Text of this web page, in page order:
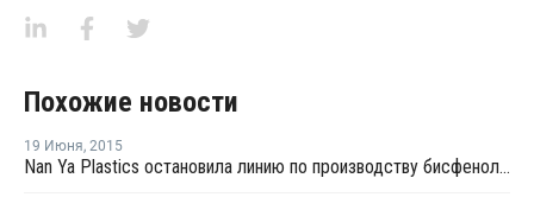
Похожие новости
19 Июня, 2015
Nan Ya Plastics остановила линию по производству бисфенола А из-за технической поломки